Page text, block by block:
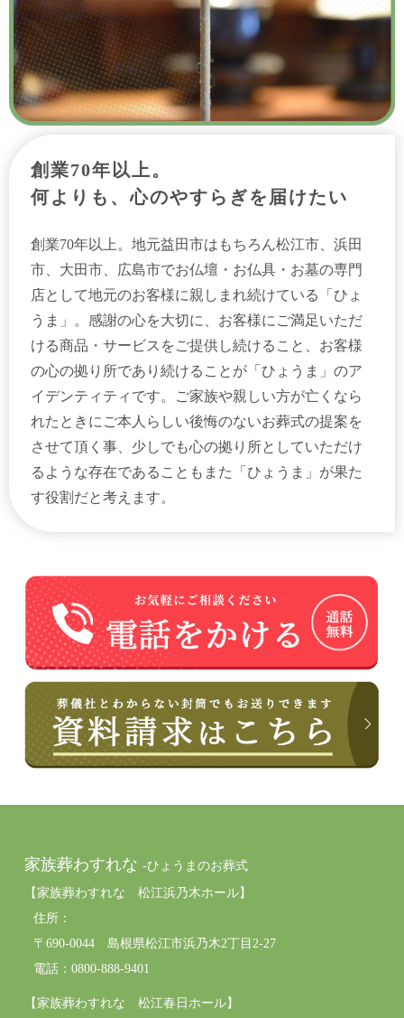
創業70年以上。
何よりも、心のやすらぎを届けたい
創業70年以上。地元益田市はもちろん松江市、浜田
市、大田市、広島市でお仏壇・お仏具・お墓の専門
店として地元のお客様に親しまれ続けている「ひょ
うま」。感謝の心を大切に、お客様にご満足いただ
ける商品・サービスをご提供し続けること、お客様
の心の拠り所であり続けることが「ひょうま」のア
イデンティティです。ご家族や親しい方が亡くなら
れたときにご本人らしい後悔のないお葬式の提案を
させて頂く事、少しでも心の拠り所としていただけ
るような存在であることもまた「ひょうま」が果た
す役割だと考えます。
家族葬わすれな -ひょうまのお葬式
【家族葬わすれな 松江浜乃木ホール】
住所：
〒690-0044 島根県松江市浜乃木2丁目2-27
電話：0800-888-9401
【家族葬わすれな 松江春日ホール】